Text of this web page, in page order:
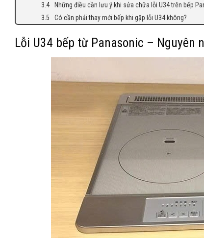
Những điều cần lưu ý khi sửa chữa lỗi U34 trên bếp
Có cần phải thay mới bếp khi gặp lỗi U34 không?
Lỗi U34 bếp từ Panasonic – Nguyên